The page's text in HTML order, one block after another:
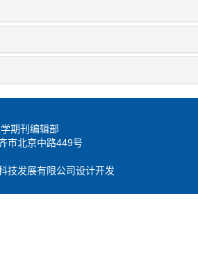
期刊编辑部
市北京中路449号
技发展有限公司设计开发